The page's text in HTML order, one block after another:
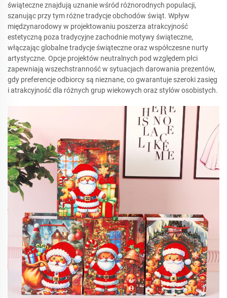
świąteczne znajdują uznanie wśród różnorodnych populacji,
szanując przy tym różne tradycje obchodów świąt. Wpływ
międzynarodowy w projektowaniu poszerza atrakcyjność
estetyczną poza tradycyjne zachodnie motywy świąteczne,
włączając globalne tradycje świąteczne oraz współczesne nurty
artystyczne. Opcje projektów neutralnych pod względem płci
zapewniają wszechstranność w sytuacjach darowania prezentów,
gdy preferencje odbiorcy są nieznane, co gwarantuje szeroki zasięg
i atrakcyjność dla różnych grup wiekowych oraz stylów osobistych.